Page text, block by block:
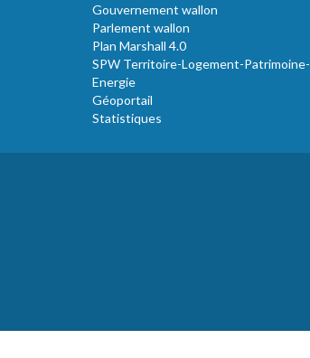
Gouvernement wallon
Parlement wallon
Plan Marshall 4.0
SPW Territoire-Logement-Patrimoine-
Energie
Géoportail
Statistiques